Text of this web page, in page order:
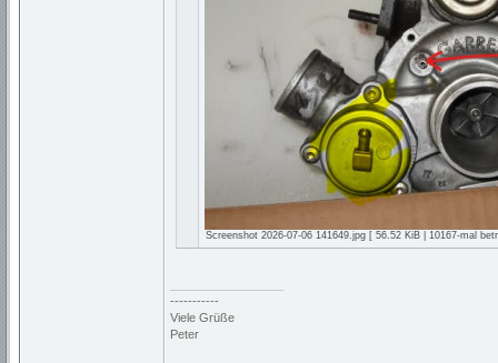
Screenshot 2026-07-06 141649.jpg [ 56.52 KiB | 10167-mal
-----------
Viele Grüße
Peter